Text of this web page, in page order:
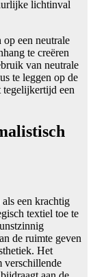
lichtinval
op een neutrale
te creëren
van neutrale
te leggen op de
een
een krachtig
textiel toe te
de ruimte geven
Het
verschillende